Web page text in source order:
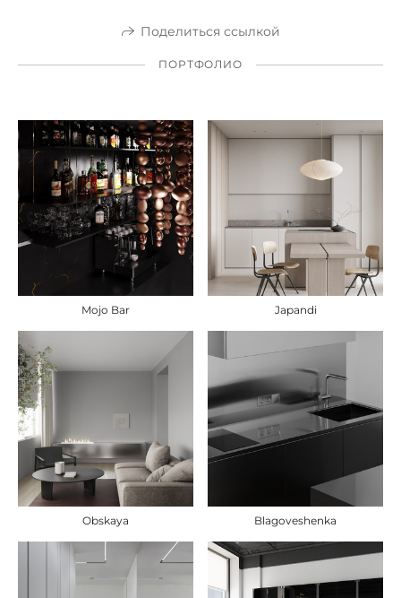
Поделиться ссылкой
ПОРТФОЛИO
Mojo Bar Japandi
Obskaya Blagoveshenka